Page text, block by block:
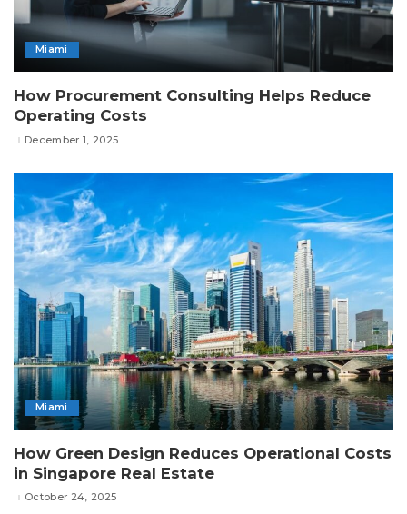
Miami
How Procurement Consulting Helps Reduce
Operating Costs
December 1, 2025
Miami
How Green Design Reduces Operational Costs
in Singapore Real Estate
October 24, 2025